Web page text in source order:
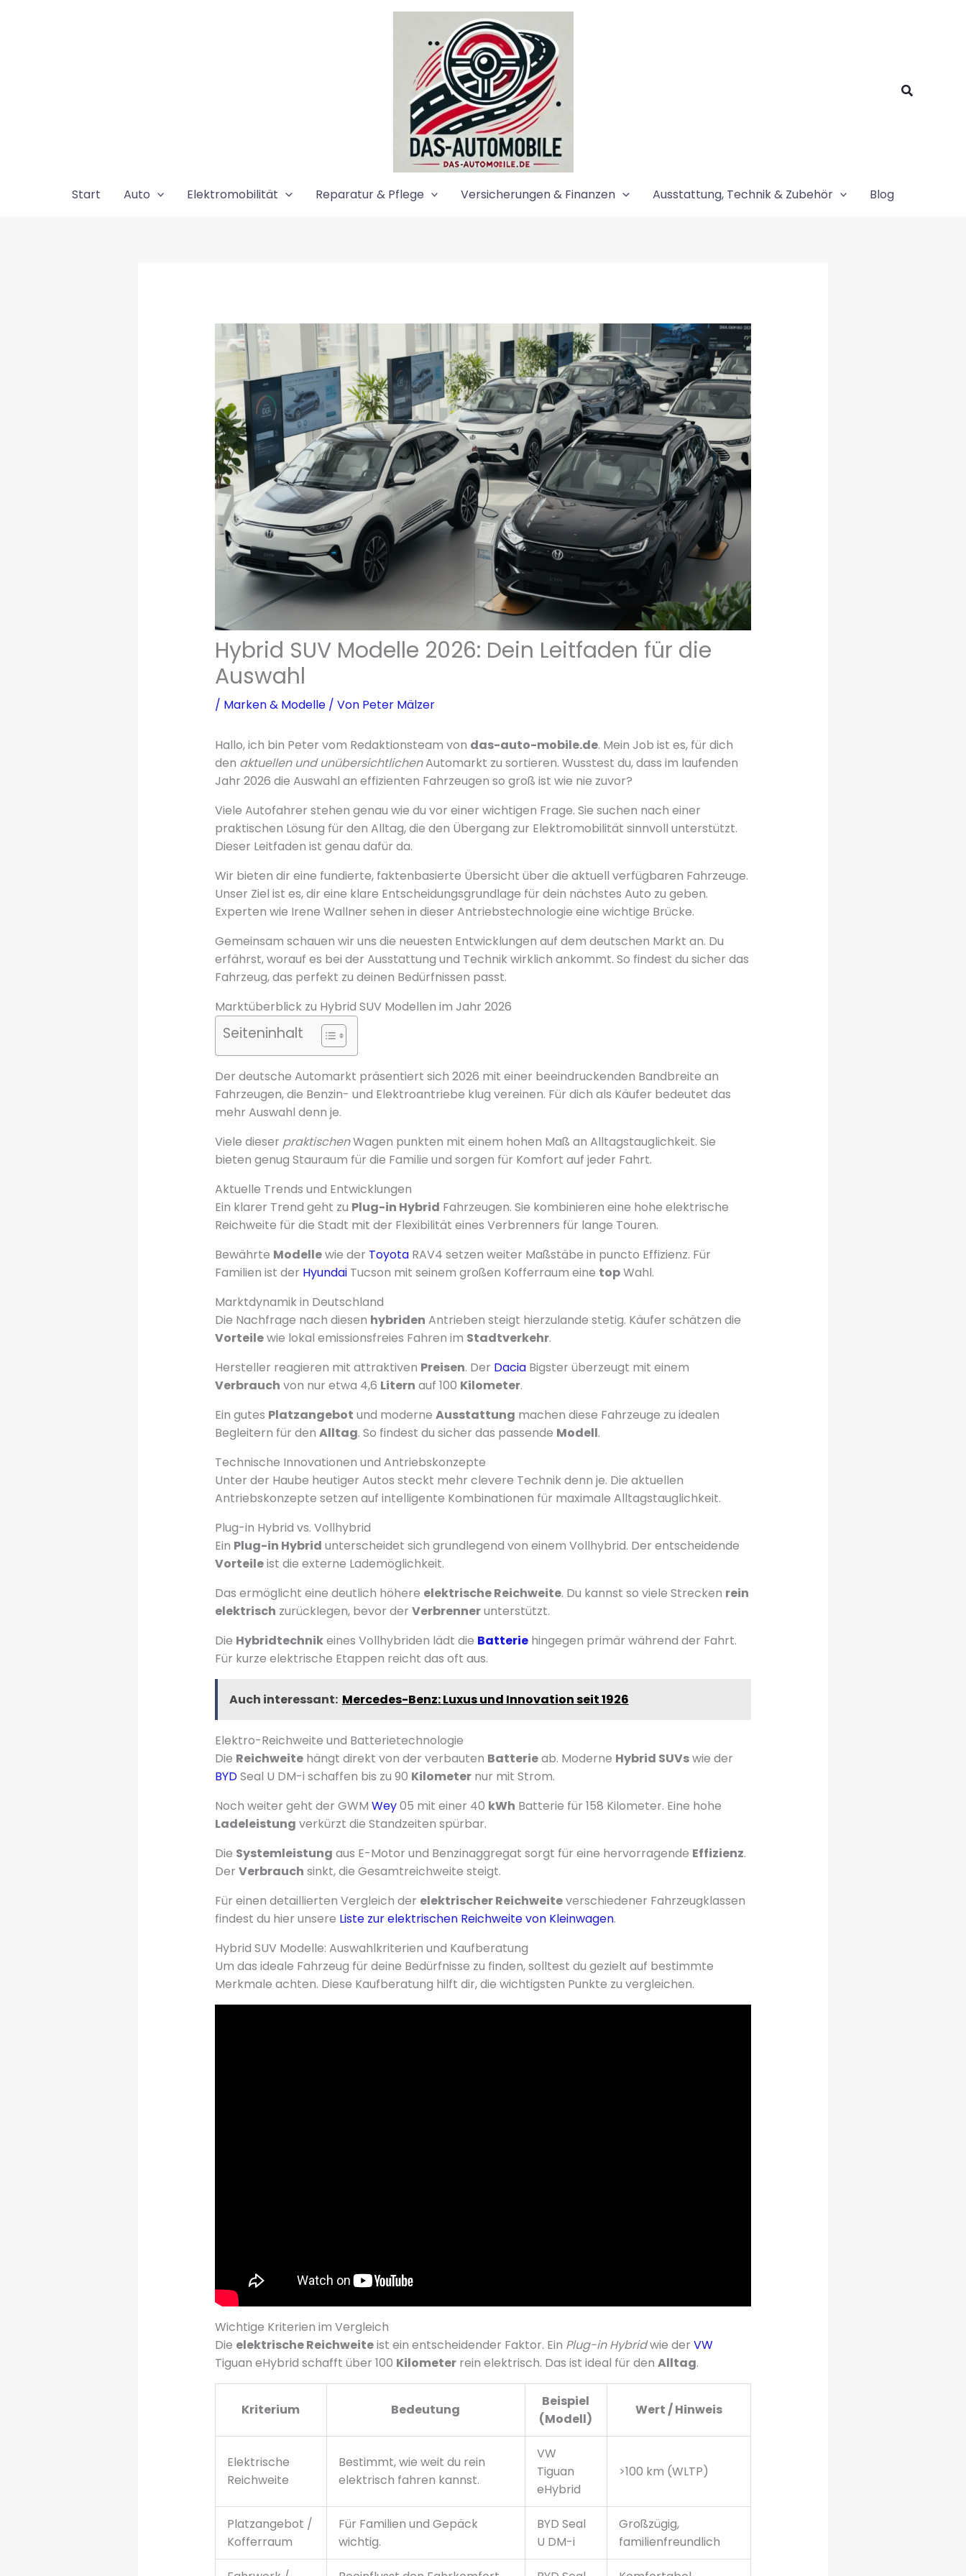
Suchen
Start Auto Elektromobilität Reparatur & Pflege Versicherungen & Finanzen Ausstattung, Technik & Zubehör Blog
Hybrid SUV Modelle 2026: Dein Leitfaden für die
Auswahl
/ Marken & Modelle/ Von Peter Mälzer
Hallo, ich bin Peter vom Redaktionsteam von das-auto-mobile.de. Mein Job ist es, für dich
den aktuellen und unübersichtlichenAutomarkt zu sortieren. Wusstest du, dass im laufenden
Jahr 2026 die Auswahl an effizienten Fahrzeugen so groß ist wie nie zuvor?
Viele Autofahrer stehen genau wie du vor einer wichtigen Frage. Sie suchen nach einer
praktischen Lösung für den Alltag, die den Übergang zur Elektromobilität sinnvoll unterstützt.
Dieser Leitfaden ist genau dafür da.
Wir bieten dir eine fundierte, faktenbasierte Übersicht über die aktuell verfügbaren Fahrzeuge.
Unser Ziel ist es, dir eine klare Entscheidungsgrundlage für dein nächstes Auto zu geben.
Experten wie Irene Wallner sehen in dieser Antriebstechnologie eine wichtige Brücke.
Gemeinsam schauen wir uns die neuesten Entwicklungen auf dem deutschen Markt an. Du
erfährst, worauf es bei der Ausstattung und Technik wirklich ankommt. So findest du sicher das
Fahrzeug, das perfekt zu deinen Bedürfnissen passt.
Marktüberblick zu Hybrid SUV Modellen im Jahr 2026
Seiteninhalt
Der deutsche Automarkt präsentiert sich 2026 mit einer beeindruckenden Bandbreite an
Fahrzeugen, die Benzin- und Elektroantriebe klug vereinen. Für dich als Käufer bedeutet das
mehr Auswahl denn je.
Viele dieser praktischenWagen punkten mit einem hohen Maß an Alltagstauglichkeit. Sie
bieten genug Stauraum für die Familie und sorgen für Komfort auf jeder Fahrt.
Aktuelle Trends und Entwicklungen
Ein klarer Trend geht zu Plug-in Hybrid Fahrzeugen. Sie kombinieren eine hohe elektrische
Reichweite für die Stadt mit der Flexibilität eines Verbrenners für lange Touren.
Bewährte Modellewie der ToyotaRAV4 setzen weiter Maßstäbe in puncto Effizienz. Für
Familien ist der HyundaiTucson mit seinem großen Kofferraum eine topWahl.
Marktdynamik in Deutschland
Die Nachfrage nach diesen hybriden Antrieben steigt hierzulande stetig. Käufer schätzen die
Vorteilewie lokal emissionsfreies Fahren im Stadtverkehr.
Hersteller reagieren mit attraktiven Preisen. Der DaciaBigster überzeugt mit einem
Verbrauch von nur etwa 4,6 Litern auf 100 Kilometer.
Ein gutes Platzangebot und moderne Ausstattung machen diese Fahrzeuge zu idealen
Begleitern für den Alltag. So findest du sicher das passende Modell.
Technische Innovationen und Antriebskonzepte
Unter der Haube heutiger Autos steckt mehr clevere Technik denn je. Die aktuellen
Antriebskonzepte setzen auf intelligente Kombinationen für maximale Alltagstauglichkeit.
Plug-in Hybrid vs. Vollhybrid
Ein Plug-in Hybrid unterscheidet sich grundlegend von einem Vollhybrid. Der entscheidende
Vorteileist die externe Lademöglichkeit.
Das ermöglicht eine deutlich höhere elektrische Reichweite. Du kannst so viele Strecken rein
elektrisch zurücklegen, bevor der Verbrennerunterstützt.
Die Hybridtechnikeines Vollhybriden lädt die Batteriehingegen primär während der Fahrt.
Für kurze elektrische Etappen reicht das oft aus.
Auch interessant: Mercedes-Benz: Luxus und Innovation seit 1926
Elektro-Reichweite und Batterietechnologie
Die Reichweitehängt direkt von der verbauten Batterieab. Moderne Hybrid SUVswie der
BYDSeal U DM-i schaffen bis zu 90 Kilometernur mit Strom.
Noch weiter geht der GWM Wey05 mit einer 40 kWh Batterie für 158 Kilometer. Eine hohe
Ladeleistung verkürzt die Standzeiten spürbar.
Die Systemleistung aus E-Motor und Benzinaggregat sorgt für eine hervorragende Effizienz.
Der Verbrauch sinkt, die Gesamtreichweite steigt.
Für einen detaillierten Vergleich der elektrischer Reichweiteverschiedener Fahrzeugklassen
findest du hier unsere Liste zur elektrischen Reichweite von Kleinwagen.
Hybrid SUV Modelle: Auswahlkriterien und Kaufberatung
Um das ideale Fahrzeug für deine Bedürfnisse zu finden, solltest du gezielt auf bestimmte
Merkmale achten. Diese Kaufberatung hilft dir, die wichtigsten Punkte zu vergleichen.
Wichtige Kriterien im Vergleich
Die elektrische Reichweiteist ein entscheidender Faktor. Ein Plug-in Hybridwie der VW
Tiguan eHybrid schafft über 100 Kilometerrein elektrisch. Das ist ideal für den Alltag.
Kriterium Bedeutung
Beispiel
(Modell)
Wert / Hinweis
Elektrische
Reichweite
Bestimmt, wie weit du rein
elektrisch fahren kannst.
VW
Tiguan
eHybrid
>100 km (WLTP)
Platzangebot /
Kofferraum
Für Familien und Gepäck
wichtig.
BYD Seal
U DM-i
Großzügig,
familienfreundlich